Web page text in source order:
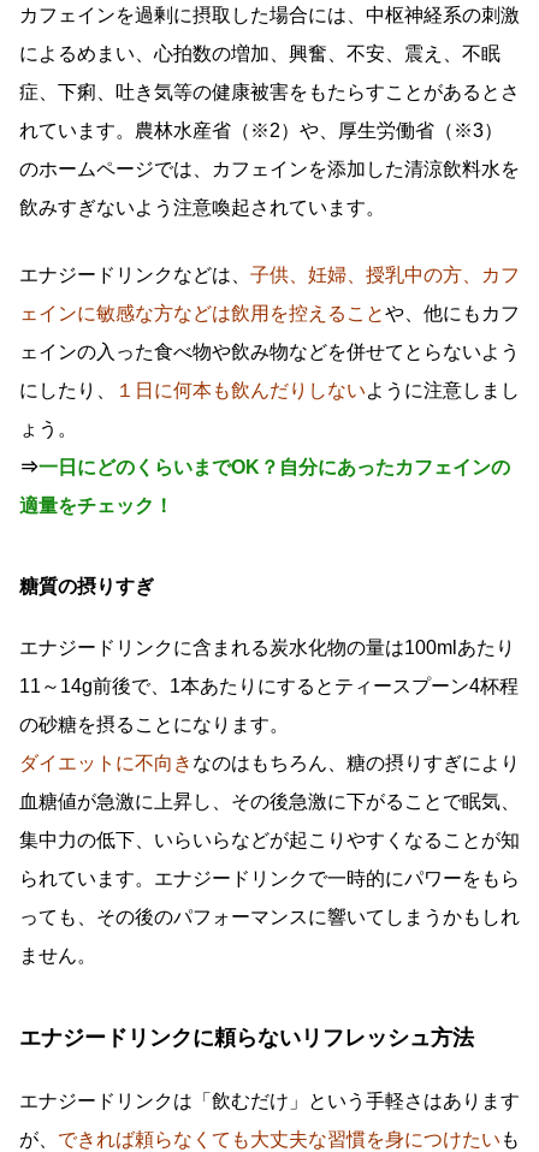
カフェインを過剰に摂取した場合には、中枢神経系の刺激
によるめまい、心拍数の増加、興奮、不安、震え、不眠
症、下痢、吐き気等の健康被害をもたらすことがあるとさ
れています。農林水産省（※2）や、厚生労働省（※3）
のホームページでは、カフェインを添加した清涼飲料水を
飲みすぎないよう注意喚起されています。
エナジードリンクなどは、 子供、妊婦、授乳中の方、カフ
ェインに敏感な方などは飲用を控えることや、他にもカフ
ェインの入った食べ物や飲み物などを併せてとらないよう
にしたり、
１日に何本も飲んだりしないように注意しまし
ょう。
⇒一日にどのくらいまでOK？自分にあったカフェインの
適量をチェック！
糖質の摂りすぎ
エナジードリンクに含まれる炭水化物の量は100mlあたり
11～14g前後で、1本あたりにするとティースプーン4杯程
の砂糖を摂ることになります。
ダイエットに不向き なのはもちろん、糖の摂りすぎにより
血糖値が急激に上昇し、その後急激に下がることで眠気、
集中力の低下、いらいらなどが起こりやすくなることが知
られています。エナジードリンクで一時的にパワーをもら
っても、その後のパフォーマンスに響いてしまうかもしれ
ません。
エナジードリンクに頼らないリフレッシュ方法
エナジードリンクは「飲むだけ」という手軽さはあります
が、 できれば頼らなくても大丈夫な習慣を身につけたい も